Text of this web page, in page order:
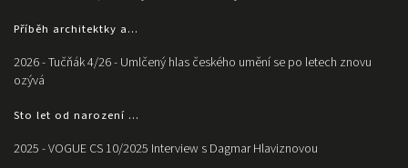
Příběh architektky a...
2026 - Tučňák 4/26 - Umlčený hlas českého umění se po letech znovu
ozývá
Sto let od narození ...
2025 - VOGUE CS 10/2025 Interview s Dagmar Hlaviznovou